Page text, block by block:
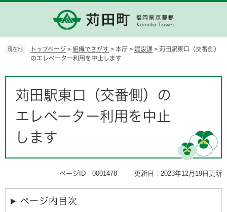
の
す。
ー
し
現在地 トップページ > 組織でさがす > 本庁 > 建設課 > 苅田駅東口（交番側）
のエレベーター利用を中止します
苅田駅東口（交番側）の
エレベーター利用を中止
します
ページID：0001478 更新日：2023年12月19日更新
ページ内目次